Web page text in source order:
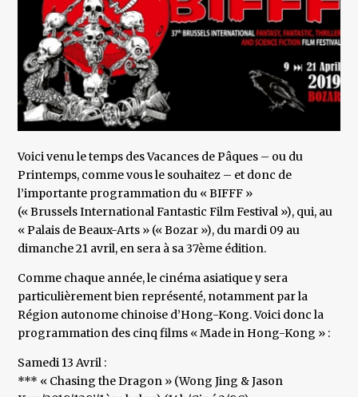
Voici venu le temps des Vacances de Pâques – ou du
Printemps, comme vous le souhaitez – et donc de
l’importante programmation du « BIFFF »
(« Brussels International Fantastic Film Festival »), qui, au
« Palais de Beaux-Arts » (« Bozar »), du mardi 09 au
dimanche 21 avril, en sera à sa 37ème édition.
Comme chaque année, le cinéma asiatique y sera
particulièrement bien représenté, notamment par la
Région autonome chinoise d’Hong-Kong. Voici donc la
programmation des cinq films « Made in Hong-Kong » :
Samedi 13 Avril :
*** « Chasing the Dragon » (Wong Jing & Jason